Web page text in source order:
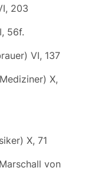
203
56f.
VI, 137
X,
X, 71
von